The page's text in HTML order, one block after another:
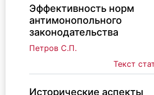
Эффективность норм
антимонопольного
законодательства
Петров С.П.
Текст
Исторические аспекты